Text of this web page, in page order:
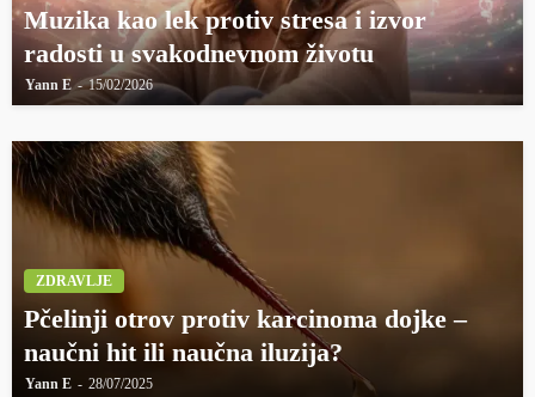
Muzika kao lek protiv stresa i izvor
radosti u svakodnevnom životu
Yann E 15/02/2026
ZDRAVLJE
Pčelinji otrov protiv karcinoma dojke –
naučni hit ili naučna iluzija?
Yann E 28/07/2025